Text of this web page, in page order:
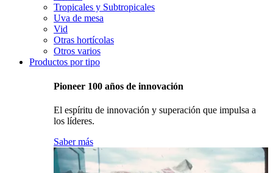
Tropicales y Subtropicales
Uva de mesa
Vid
Otras hortícolas
Otros varios
Productos por tipo
Pioneer 100 años de innovación
El espíritu de innovación y superación que impulsa a
los líderes.
Saber más